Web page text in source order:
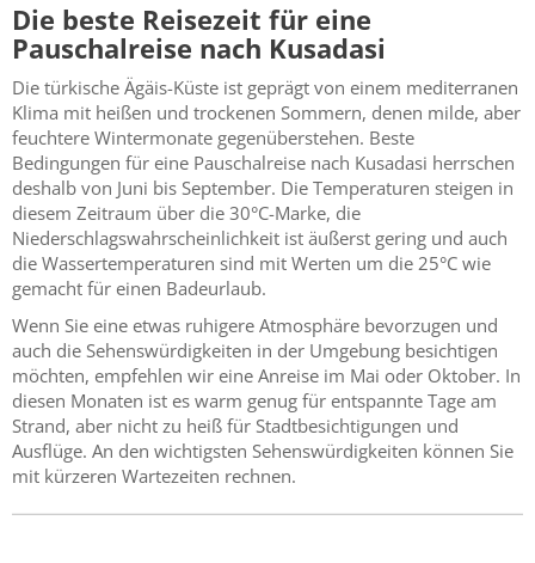
Die beste Reisezeit für eine
Pauschalreise nach Kusadasi
Die türkische Ägäis-Küste ist geprägt von einem mediterranen
Klima mit heißen und trockenen Sommern, denen milde, aber
feuchtere Wintermonate gegenüberstehen. Beste
Bedingungen für eine Pauschalreise nach Kusadasi herrschen
deshalb von Juni bis September. Die Temperaturen steigen in
diesem Zeitraum über die 30°C-Marke, die
Niederschlagswahrscheinlichkeit ist äußerst gering und auch
die Wassertemperaturen sind mit Werten um die 25°C wie
gemacht für einen Badeurlaub.
Wenn Sie eine etwas ruhigere Atmosphäre bevorzugen und
auch die Sehenswürdigkeiten in der Umgebung besichtigen
möchten, empfehlen wir eine Anreise im Mai oder Oktober. In
diesen Monaten ist es warm genug für entspannte Tage am
Strand, aber nicht zu heiß für Stadtbesichtigungen und
Ausflüge. An den wichtigsten Sehenswürdigkeiten können Sie
mit kürzeren Wartezeiten rechnen.